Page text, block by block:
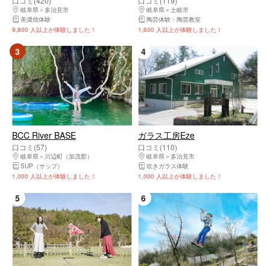
岐阜県
多治見市
美濃焼体験
9,800 人以上が体験しました！
岐阜県
土岐市
陶芸体験・陶芸教室
1,600 人以上が体験しました！
3
BCC River BASE
口コミ(57)
岐阜県
川辺町（加茂郡）
SUP（サップ）
1,000 人以上が体験しました！
4
ガラス工房Eze
口コミ(110)
岐阜県
多治見市
吹きガラス体験
1,000 人以上が体験しました！
5 6